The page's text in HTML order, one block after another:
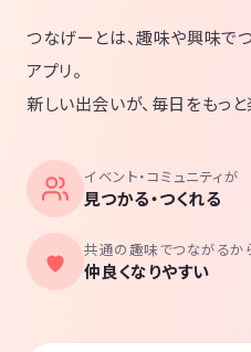
つなげーとは、趣味や興味で
アプリ。
新しい出会いが、毎日をもっと
イベント・コミュニティが
見つかる・つくれる
共通の趣味でつながるか
仲良くなりやすい